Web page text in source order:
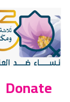
Donate